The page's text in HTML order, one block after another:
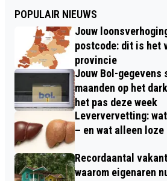
POPULAIR NIEUWS
Jouw
postcode: dit is het
provincie
Jouw Bol-gegevens
maanden op het
het pas deze week
Leververvetting:
– en wat alleen
Recordaantal
waarom eigenaren